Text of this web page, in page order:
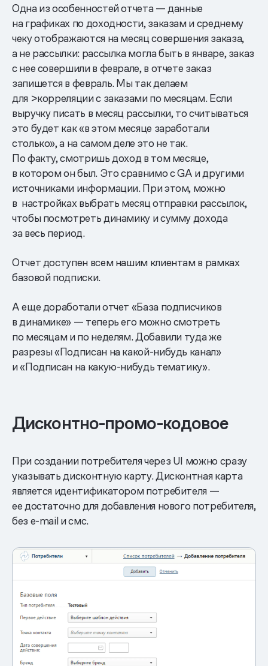
Одна из особенностей отчета — данные
на графиках по доходности, заказам и среднему
чеку отображаются на месяц совершения заказа,
а не рассылки: рассылка могла быть в январе, заказ
с нее совершили в феврале, в отчете заказ
запишется в февраль. Мы так делаем
для >корреляции с заказами по месяцам. Если
выручку писать в месяц рассылки, то считываться
это будет как «в этом месяце заработали
столько», а на самом деле это не так.
По факту, смотришь доход в том месяце,
в котором он был. Это сравнимо с GA и другими
источниками информации. При этом, можно
в настройках выбрать месяц отправки рассылок,
чтобы посмотреть динамику и сумму дохода
за весь период.
Отчет доступен всем нашим клиентам в рамках
базовой подписки.
А еще доработали отчет «База подписчиков
в динамике» — теперь его можно смотреть
по месяцам и по неделям. Добавили туда же
разрезы «Подписан на какой-нибудь канал»
и «Подписан на какую-нибудь тематику».
Дисконтно-промо-кодовое
При создании потребителя через UI можно сразу
указывать дисконтную карту. Дисконтная карта
является идентификатором потребителя —
ее достаточно для добавления нового потребителя,
без e-mail и смс.